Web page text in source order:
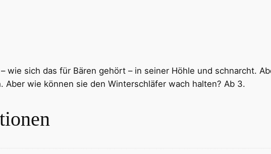
wie sich das für Bären gehört – in seiner Höhle und schnarcht.
Aber wie können sie den Winterschläfer wach halten? Ab 3.